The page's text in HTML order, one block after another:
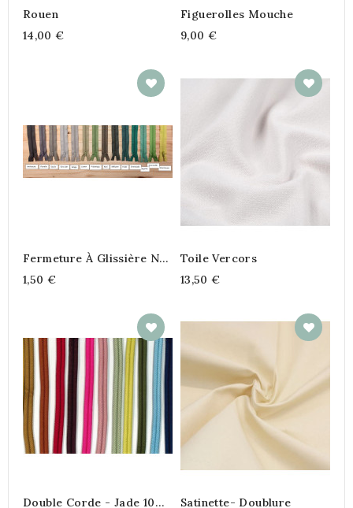
Rouen
14,00 €
Figuerolles Mouche
9,00 €
Fermeture À Glissière N°2
(3)
1,50 €
Toile Vercors
13,50 €
Double Corde - Jade 10
Satinette- Doublure